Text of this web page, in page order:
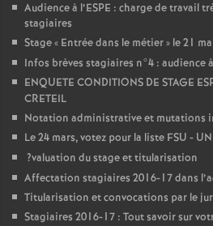
Audience à l’ESPE : charge de travail
stagiaires
Stage « Entrée dans le métier» le 21
Infos brèves stagiaires n°4 : audience à
ENQUETE CONDITIONS DE STAGE
CRETEIL
Notation administrative et mutations
Le 24 mars, votez pour la liste FSU -
?valuation du stage et titularisation
Affectation stagiaires 2016-17 dans
Titularisation et convocations par le
Stagiaires 2016-17 : Tout savoir sur